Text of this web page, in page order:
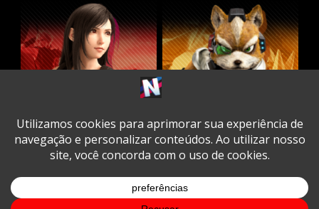
TwitterFacebook
Instagram
YoutubeSpotifyCookie
Policy